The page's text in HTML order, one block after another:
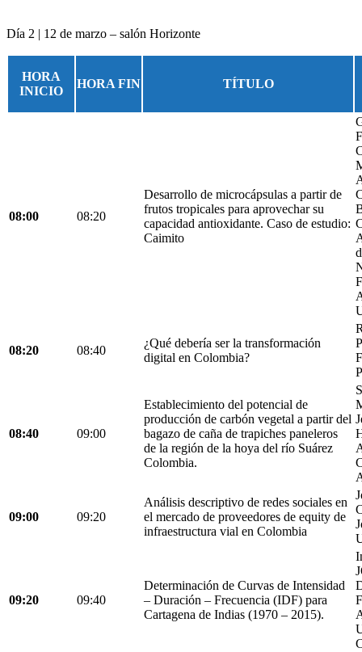
Día 2 | 12 de marzo – salón Horizonte
HORA
INICIO
HORA FIN TÍTULO
08:00 08:20
Desarrollo de microcápsulas a partir de
frutos tropicales para aprovechar su
capacidad antioxidante. Caso de estudio:
Caimito
08:20 08:40
¿Qué debería ser la transformación
digital en Colombia?
08:40 09:00
Establecimiento del potencial de
producción de carbón vegetal a partir del
bagazo de caña de trapiches paneleros
de la región de la hoya del río Suárez
Colombia.
09:00 09:20
Análisis descriptivo de redes sociales en
el mercado de proveedores de equity de
infraestructura vial en Colombia
09:20 09:40
Determinación de Curvas de Intensidad
– Duración – Frecuencia (IDF) para
Cartagena de Indias (1970 – 2015).